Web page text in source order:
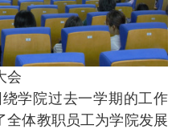
会
学院过去一学期的工作
全体教职员工为学院发展